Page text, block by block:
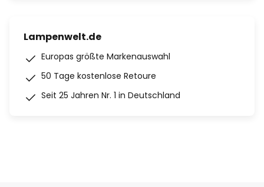
Lampenwelt.de
Europas größte Markenauswahl
50 Tage kostenlose Retoure
Seit 25 Jahren Nr. 1 in Deutschland